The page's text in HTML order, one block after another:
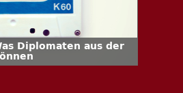
Diplomaten aus der